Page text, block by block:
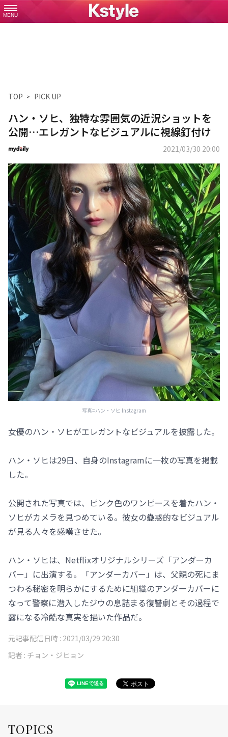
MENU
TOP PICK UP
ハン・ソヒ、独特な雰囲気の近況ショットを
公開…エレガントなビジュアルに視線釘付け
2021/03/30 20:00
写真=ハン・ソヒ Instagram
女優のハン・ソヒがエレガントなビジュアルを披露した。
ハン・ソヒは29日、自身のInstagramに一枚の写真を掲載
した。
公開された写真では、ピンク色のワンピースを着たハン・
ソヒがカメラを見つめている。彼女の蠱惑的なビジュアル
が見る人々を感嘆させた。
ハン・ソヒは、Netflixオリジナルシリーズ「アンダーカ
バー」に出演する。「アンダーカバー」は、父親の死にま
つわる秘密を明らかにするために組織のアンダーカバーに
なって警察に潜入したジウの息詰まる復讐劇とその過程で
露になる冷酷な真実を描いた作品だ。
元記事配信日時 : 2021/03/29 20:30
記者 : チョン・ジヒョン
TOPICS